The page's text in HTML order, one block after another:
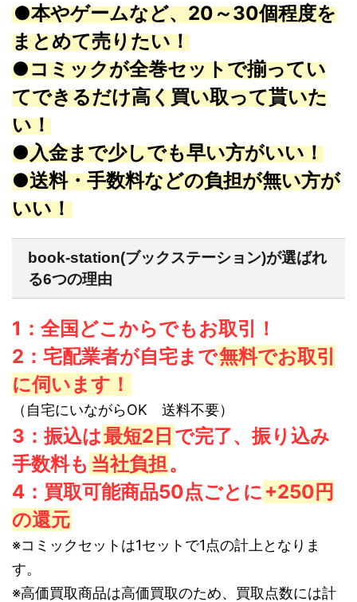
●本やゲームなど、20～30個程度を
まとめて売りたい！
●コミックが全巻セットで揃ってい
てできるだけ高く買い取って貰いた
い！
●入金まで少しでも早い方がいい！
●送料・手数料などの負担が無い方が
いい！
book-station(ブックステーション)が選ばれ
る6つの理由
1：全国どこからでもお取引！
2：宅配業者が自宅まで無料でお取引
に伺います！
（自宅にいながらOK 送料不要）
3：振込は最短2日 で完了、振り込み
手数料も 当社負担 。
4：買取可能商品50点ごとに +250円
の還元
※コミックセットは1セットで1点の計上となりま
す。
※高価買取商品は高価買取のため、買取点数には計